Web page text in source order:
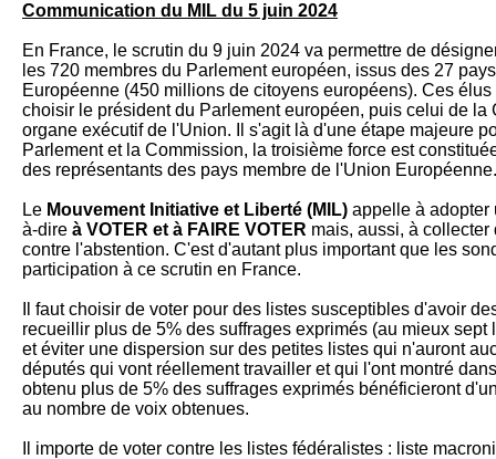
Communication du MIL du 5 juin 2024
En France, le scrutin du 9 juin 2024 va permettre de
les 720 membres du Parlement européen, issus des 27
Européenne (450 millions de citoyens européens). Ces
choisir le président du Parlement européen, puis celui de la
organe exécutif de l'Union. Il s'agit là d'une étape majeure
Parlement et la Commission, la troisième force est
des représentants des pays membre de l'Union Européenne.
Le Mouvement Initiative et Liberté (MIL) appelle à adopter
à-dire à VOTER et à FAIRE VOTER mais, aussi, à
contre l'abstention. C'est d'autant plus important que les
participation à ce scrutin en France.
Il faut choisir de voter pour des listes susceptibles d'avoir
recueillir plus de 5% des suffrages exprimés (au mieux
et éviter une dispersion sur des petites listes qui n'auront
députés qui vont réellement travailler et qui l'ont montré
obtenu plus de 5% des suffrages exprimés bénéficieront
au nombre de voix obtenues.
Il importe de voter contre les listes fédéralistes : liste